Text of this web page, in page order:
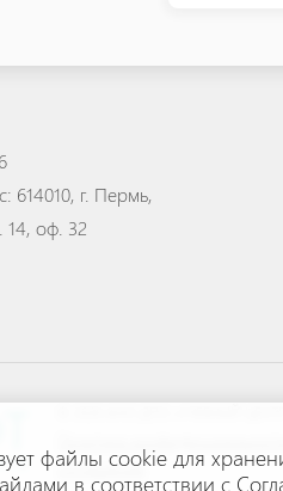
614010, г. Пермь,
14, оф. 32
соглашение.
файлы cookie для
в соответствии с